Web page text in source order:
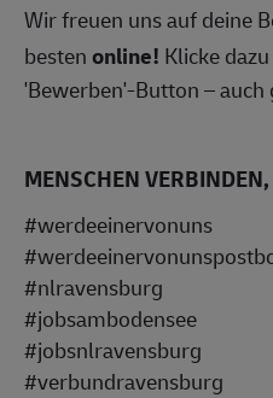
Wir freuen uns auf deine
bestenonline! Klicke
'Bewerben'-Button – auch
MENSCHEN
#werdeeinervonuns
#nlravensburg
#jobsambodensee
#jobsnlravensburg
#verbundravensburg